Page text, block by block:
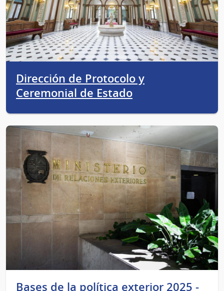
Dirección de Protocolo y
Ceremonial de Estado
Bases de la política exterior 2025 -